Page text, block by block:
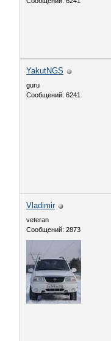
YakutNGS
guru
Сообщений: 6241
Vladimir
veteran
Сообщений: 2873